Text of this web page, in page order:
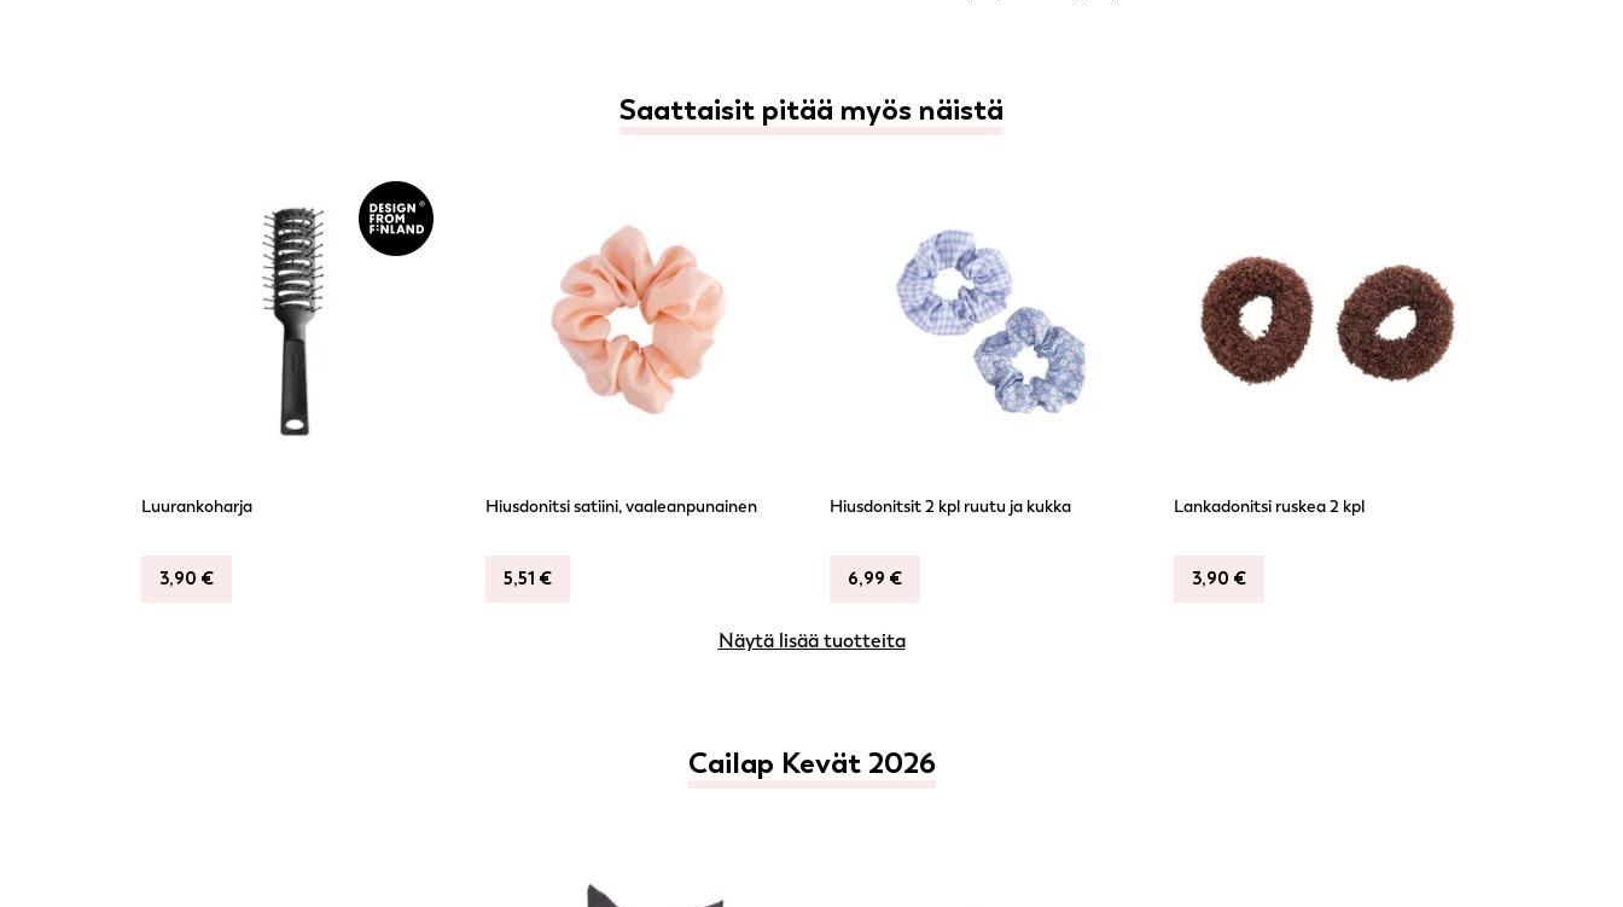
Saattaisit pitää myös näistä
Luurankoharja
3,90 €
Hiusdonitsi satiini, vaaleanpunainen
5,51 €
Hiusdonitsit 2 kpl ruutu ja kukka
6,99 €
Lankadonitsi ruskea 2 kpl
3,90 €
Näytä lisää tuotteita
Cailap Kevät 2026